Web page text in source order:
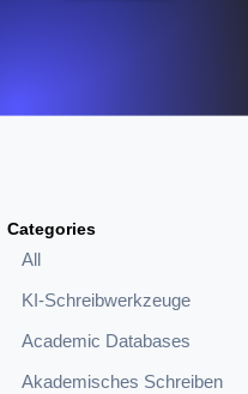
Categories
All
KI-Schreibwerkzeuge
Academic Databases
Akademisches Schreiben